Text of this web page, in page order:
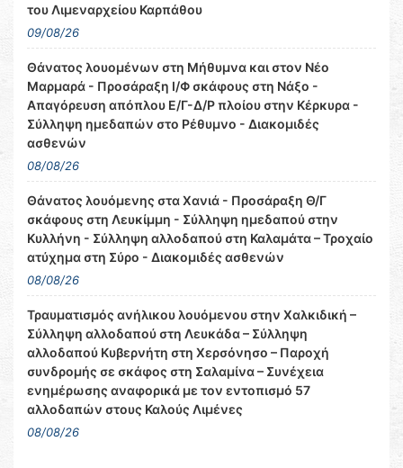
του Λιμεναρχείου Καρπάθου
09/08/26
Θάνατος λουομένων στη Μήθυμνα και στον Νέο
Μαρμαρά - Προσάραξη Ι/Φ σκάφους στη Νάξο -
Απαγόρευση απόπλου Ε/Γ-Δ/Ρ πλοίου στην Κέρκυρα -
Σύλληψη ημεδαπών στο Ρέθυμνο - Διακομιδές
ασθενών
08/08/26
Θάνατος λουόμενης στα Χανιά - Προσάραξη Θ/Γ
σκάφους στη Λευκίμμη - Σύλληψη ημεδαπού στην
Κυλλήνη - Σύλληψη αλλοδαπού στη Καλαμάτα – Τροχαίο
ατύχημα στη Σύρο - Διακομιδές ασθενών
08/08/26
Τραυματισμός ανήλικου λουόμενου στην Χαλκιδική –
Σύλληψη αλλοδαπού στη Λευκάδα – Σύλληψη
αλλοδαπού Κυβερνήτη στη Χερσόνησο – Παροχή
συνδρομής σε σκάφος στη Σαλαμίνα – Συνέχεια
ενημέρωσης αναφορικά με τον εντοπισμό 57
αλλοδαπών στους Καλούς Λιμένες
08/08/26